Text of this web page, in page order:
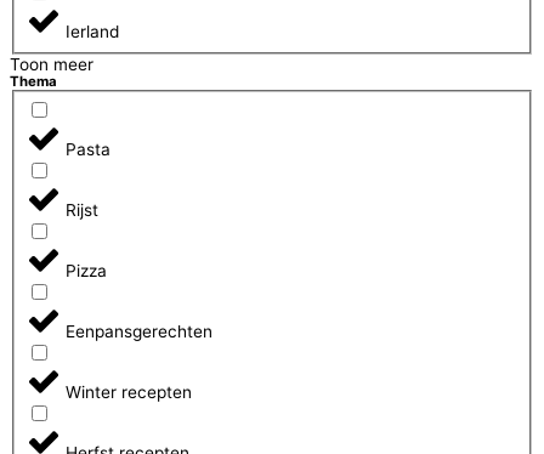
Ierland
Toon meer
Thema
Pasta
Rijst
Pizza
Eenpansgerechten
Winter recepten